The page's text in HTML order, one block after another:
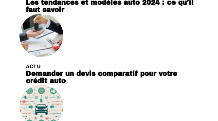
Les tendances et modèles auto 2024 : ce qu’il
faut savoir
ACTU
Demander un devis comparatif pour votre
crédit auto